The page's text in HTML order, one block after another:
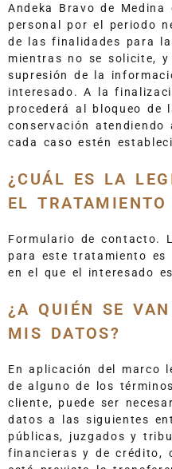
Andeka Bravo de
personal por el periodo
de las finalidades para
mientras no se solicite,
supresión de la
interesado. A la
procederá al bloqueo de
conservación
cada caso estén
¿CUÁL ES LA
EL
Formulario de contacto.
para este tratamiento
en el que el interesado
¿A QUIÉN SE
MIS DATOS?
En aplicación del marco
de alguno de los
cliente, puede ser
datos a las siguientes
públicas, juzgados y
financieras y de crédito,